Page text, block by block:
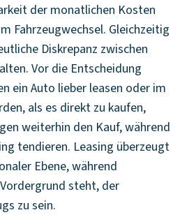
der monatlichen Kosten
Fahrzeugwechsel. Gleichzeitig
Diskrepanz zwischen
Vor die Entscheidung
ein Auto lieber leasen oder im
als es direkt zu kaufen,
weiterhin den Kauf, während
tendieren. Leasing überzeugt
Ebene, während
steht, der
zu sein.